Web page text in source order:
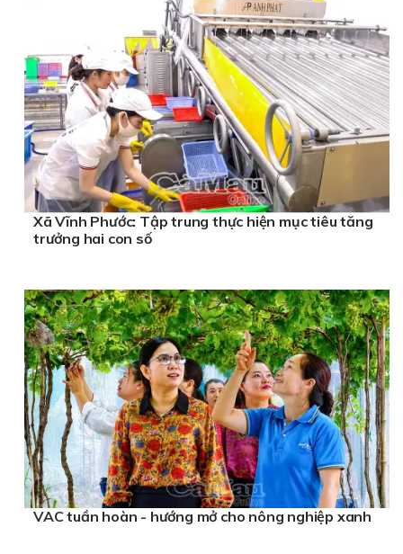
Xã Vĩnh Phước: Tập trung thực hiện mục tiêu tăng
trưởng hai con số
VAC tuần hoàn - hướng mở cho nông nghiệp xanh